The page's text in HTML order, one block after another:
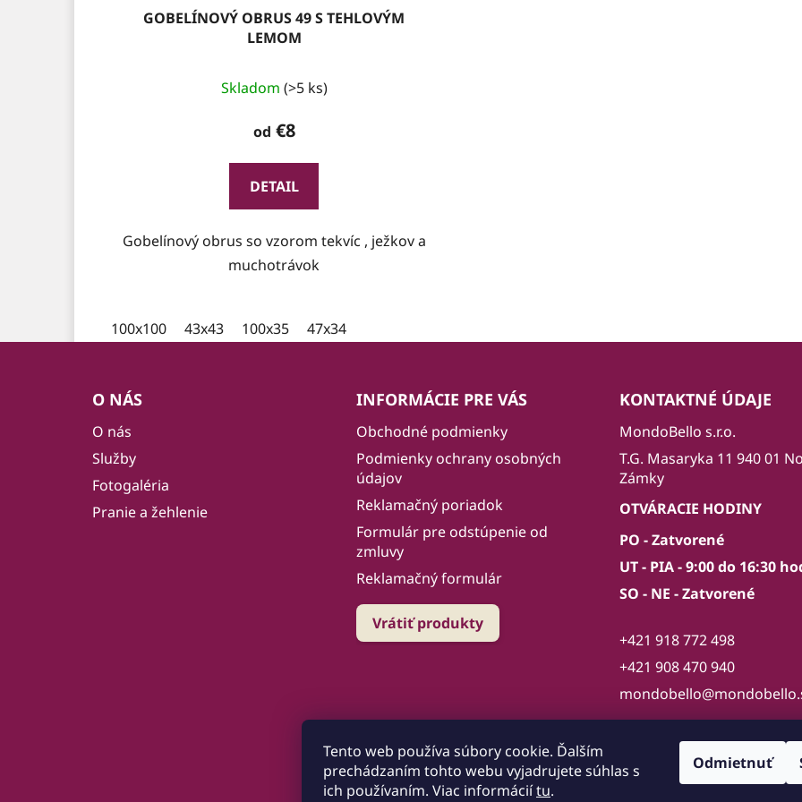
Tento web používa súbory cookie. Ďalším
prechádzaním tohto webu vyjadrujete súhlas s
ich používaním. Viac informáciítu.
Odmietnuť
GOBELÍNOVÝ OBRUS 49 S TEHLOVÝM
LEMOM
Skladom (>5 ks)
od €8
DETAIL
Gobelínový obrus so vzorom tekvíc , ježkov a
muchotrávok
100x100 43x43 100x35 47x34
O NÁS
O nás
Služby
Fotogaléria
Pranie a žehlenie
INFORMÁCIE PRE VÁS
Obchodné podmienky
Podmienky ochrany osobných
údajov
Reklamačný poriadok
Formulár pre odstúpenie od
zmluvy
Reklamačný formulár
Vrátiť produkty
KONTAKTNÉ ÚDAJE
MondoBello s.r.o.
T.G. Masaryka 11 940 01
Zámky
OTVÁRACIE HODINY
PO - Zatvorené
UT - PIA - 9:00 do 16:30
SO - NE - Zatvorené
+421 918 772 498
+421 908 470 940